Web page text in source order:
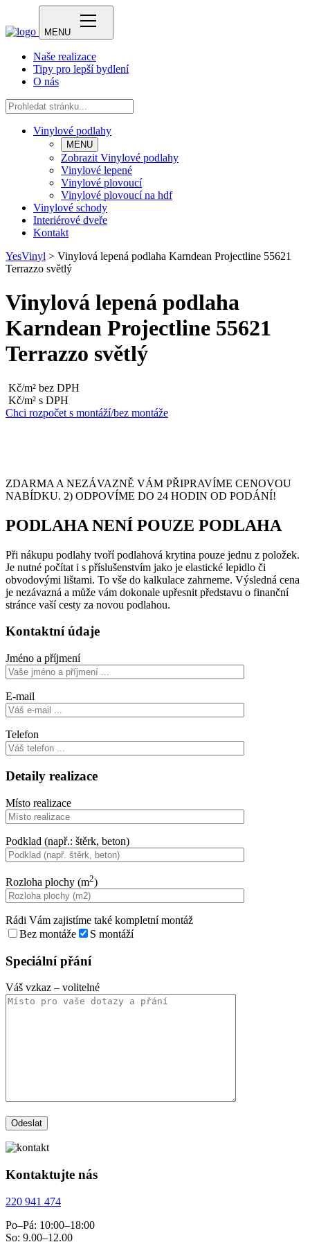
MENU
Naše realizace
Tipy pro lepší bydlení
O nás
Vinylové podlahy
MENU
Zobrazit Vinylové podlahy
Vinylové lepené
Vinylové plovoucí
Vinylové plovoucí na hdf
Vinylové schody
Interiérové dveře
Kontakt
YesVinyl > Vinylová lepená podlaha Karndean Projectline 55621
Terrazzo světlý
Vinylová lepená podlaha
Karndean Projectline 55621
Terrazzo světlý
Kč/m² bez DPH
Kč/m² s DPH
Chci rozpočet s montáží/bez montáže
ZDARMA A NEZÁVAZNĚ VÁM PŘIPRAVÍME CENOVOU
NABÍDKU. 2) ODPOVÍME DO 24 HODIN OD PODÁNÍ!
PODLAHA NENÍ POUZE PODLAHA
Při nákupu podlahy tvoří podlahová krytina pouze jednu z položek.
Je nutné počítat i s příslušenstvím jako je elastické lepidlo či
obvodovými lištami. To vše do kalkulace zahrneme. Výsledná cena
je nezávazná a může vám dokonale upřesnit představu o finanční
stránce vaší cesty za novou podlahou.
Kontaktní údaje
Jméno a příjmení
E-mail
Telefon
Detaily realizace
Místo realizace
Podklad (např.: štěrk, beton)
Rozloha plochy (m2)
Rádi Vám zajistíme také kompletní montáž
Bez montáže
S montáží
Speciální přání
Váš vzkaz – volitelné
Kontaktujte nás
220 941 474
Po–Pá: 10:00–18:00
So: 9.00–12.00